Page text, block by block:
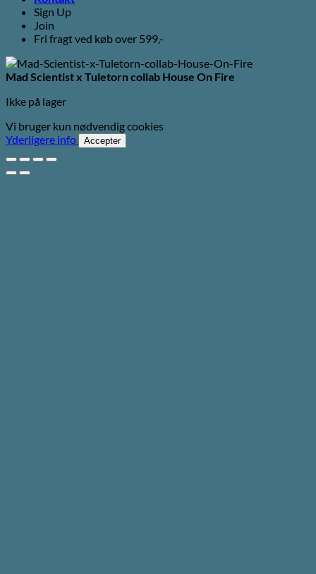
Sign Up
Join
Fri fragt ved køb over 599,-
Mad Scientist x Tuletorn collab House On Fire
Ikke på lager
Vi bruger kun nødvendig cookies
Yderligere info
Accepter